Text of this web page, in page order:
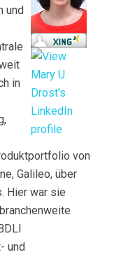
und
in
von
Galileo, über
Hier war sie
und